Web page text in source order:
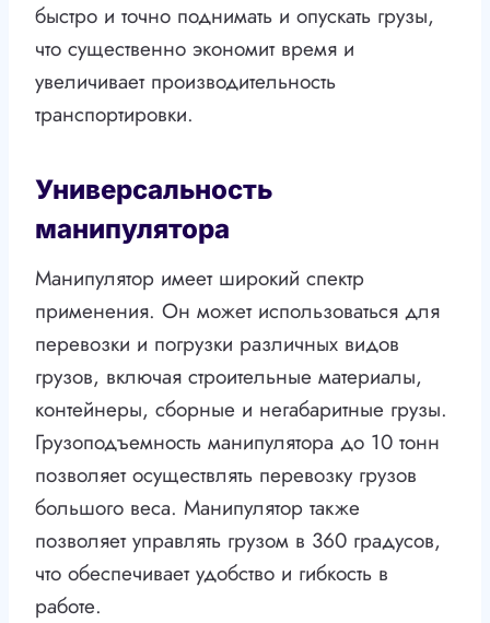
быстро и точно поднимать и опускать грузы,
что существенно экономит время и
увеличивает производительность
транспортировки.
Универсальность
манипулятора
Манипулятор имеет широкий спектр
применения. Он может использоваться для
перевозки и погрузки различных видов
грузов, включая строительные материалы,
контейнеры, сборные и негабаритные грузы.
Грузоподъемность манипулятора до 10 тонн
позволяет осуществлять перевозку грузов
большого веса. Манипулятор также
позволяет управлять грузом в 360 градусов,
что обеспечивает удобство и гибкость в
работе.